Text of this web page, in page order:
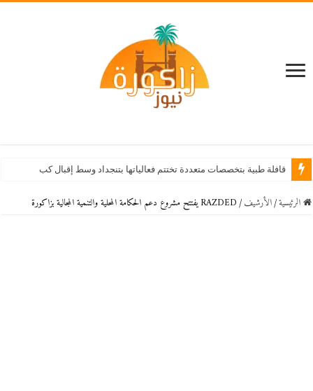
الرئيسية / اﻷرشيف / RAZDED يفتتح مشروع دعم الحكامة المحلية والتنمية المجالية بزاكورة